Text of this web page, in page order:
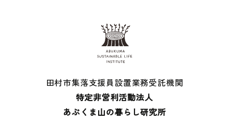
田村市集落支援員設置業務受託機関
特定非営利活動法人
あぶくま山の暮らし研究所